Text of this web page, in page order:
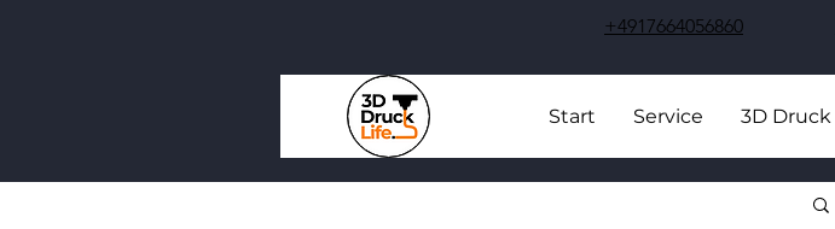
+4917664056860
Start Service 3D Druck